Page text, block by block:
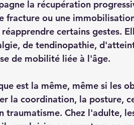
la récupération
fracture ou une
certains gestes.
de tendinopathie,
de mobilité liée à l'âge.
est la même, même si les
la coordination, la posture,
traumatisme. Chez l'adulte,